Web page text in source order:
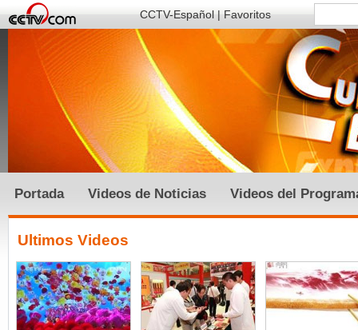
CCTV-Español|Favoritos
Portada Videos de Noticias Videos del
Ultimos Videos